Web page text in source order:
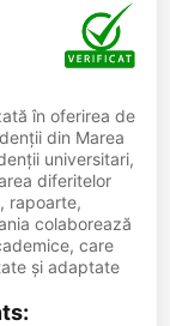
în oferirea de
din Marea
universitari,
diferitelor
rapoarte,
colaborează
care
și adaptate
: